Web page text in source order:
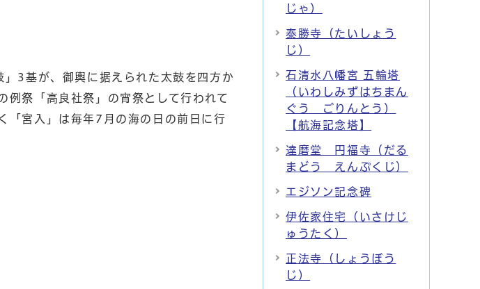
3基が、御輿に据えられた太鼓を四方か
例祭「高良社祭」の宵祭として行われて
「宮入」は毎年7月の海の日の前日に行
じゃ）
泰勝寺（たいしょう
じ）
石清水八幡宮 五輪塔
（いわしみずはちまん
ぐう ごりんとう）
【航海記念塔】
達磨堂 円福寺（だる
まどう えんぷくじ）
エジソン記念碑
伊佐家住宅（いさけじ
ゅうたく）
正法寺（しょうぼう
じ）